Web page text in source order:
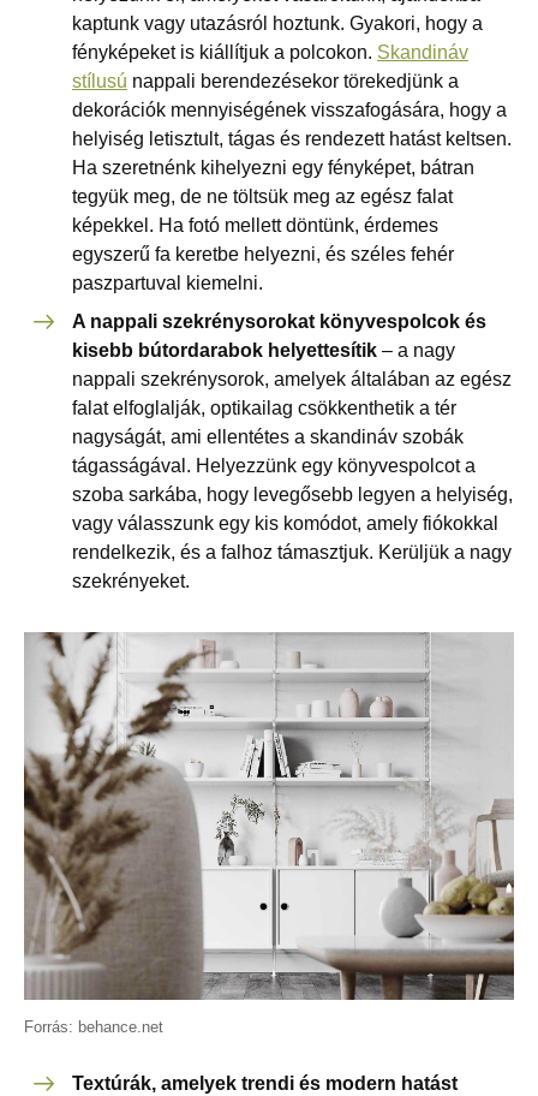
kaptunk vagy utazásról hoztunk. Gyakori, hogy a
fényképeket is kiállítjuk a polcokon. Skandináv
stílusú nappali berendezésekor törekedjünk a
dekorációk mennyiségének visszafogására, hogy a
helyiség letisztult, tágas és rendezett hatást keltsen.
Ha szeretnénk kihelyezni egy fényképet, bátran
tegyük meg, de ne töltsük meg az egész falat
képekkel. Ha fotó mellett döntünk, érdemes
egyszerű fa keretbe helyezni, és széles fehér
paszpartuval kiemelni.
A nappali szekrénysorokat könyvespolcok és
kisebb bútordarabok helyettesítik – a nagy
nappali szekrénysorok, amelyek általában az egész
falat elfoglalják, optikailag csökkenthetik a tér
nagyságát, ami ellentétes a skandináv szobák
tágasságával. Helyezzünk egy könyvespolcot a
szoba sarkába, hogy levegősebb legyen a helyiség,
vagy válasszunk egy kis komódot, amely fiókokkal
rendelkezik, és a falhoz támasztjuk. Kerüljük a nagy
szekrényeket.
Forrás: behance.net
Textúrák, amelyek trendi és modern hatást